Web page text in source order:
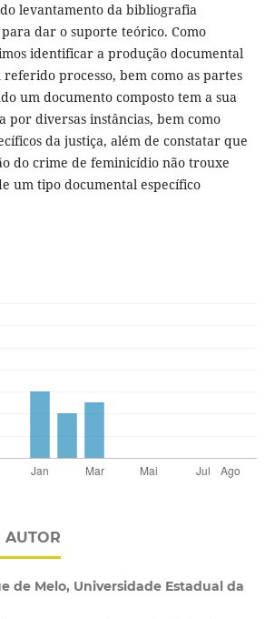
levantamento da bibliografia
dar o suporte teórico. Como
identificar a produção documental
processo, bem como as partes
um documento composto tem a sua
por diversas instâncias, bem como
da justiça, além de constatar que
do crime de feminicídio não trouxe
um tipo documental específico
AUTOR
de Melo, Universidade Estadual da